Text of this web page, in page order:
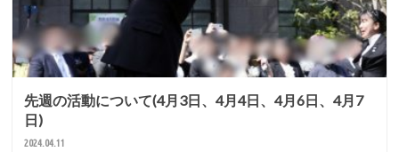
先週の活動について(4月3日、4月4日、4月6日、4月7
日)
2024.04.11